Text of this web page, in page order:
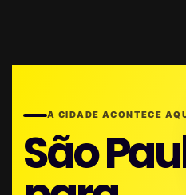
A CIDADE ACONTECE
São